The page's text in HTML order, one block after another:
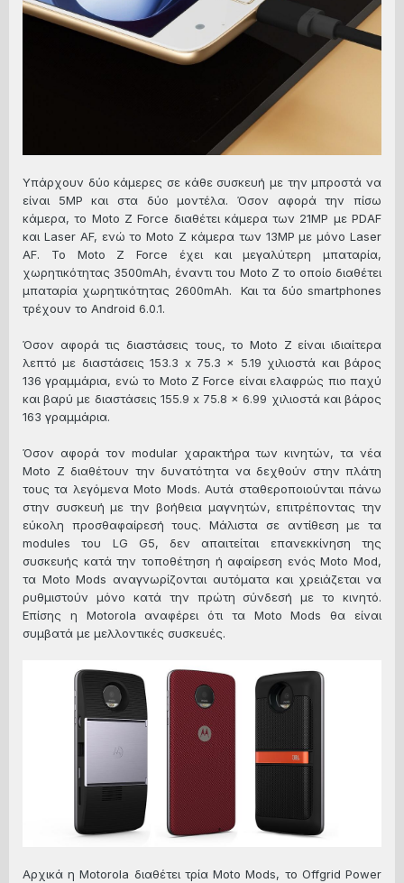
Υπάρχουν δύο κάμερες σε κάθε συσκευή με την μπροστά να
είναι 5MP και στα δύο μοντέλα. Όσον αφορά την πίσω
κάμερα, το Moto Z Force διαθέτει κάμερα των 21MP με PDAF
και Laser AF, ενώ το Moto Z κάμερα των 13MP με μόνο Laser
AF. Το Moto Z Force έχει και μεγαλύτερη μπαταρία,
χωρητικότητας 3500mAh, έναντι του Moto Z το οποίο διαθέτει
μπαταρία χωρητικότητας 2600mAh. Και τα δύο smartphones
τρέχουν το Android 6.0.1.
Όσον αφορά τις διαστάσεις τους, το Moto Z είναι ιδιαίτερα
λεπτό με διαστάσεις 153.3 x 75.3 x 5.19 χιλιοστά και βάρος
136 γραμμάρια, ενώ το Moto Z Force είναι ελαφρώς πιο παχύ
και βαρύ με διαστάσεις 155.9 x 75.8 x 6.99 χιλιοστά και βάρος
163 γραμμάρια.
Όσον αφορά τον modular χαρακτήρα των κινητών, τα νέα
Moto Z διαθέτουν την δυνατότητα να δεχθούν στην πλάτη
τους τα λεγόμενα Moto Mods. Αυτά σταθεροποιούνται πάνω
στην συσκευή με την βοήθεια μαγνητών, επιτρέποντας την
εύκολη προσθαφαίρεσή τους. Μάλιστα σε αντίθεση με τα
modules του LG G5, δεν απαιτείται επανεκκίνηση της
συσκευής κατά την τοποθέτηση ή αφαίρεση ενός Moto Mod,
τα Moto Mods αναγνωρίζονται αυτόματα και χρειάζεται να
ρυθμιστούν μόνο κατά την πρώτη σύνδεσή με το κινητό.
Επίσης η Motorola αναφέρει ότι τα Moto Mods θα είναι
συμβατά με μελλοντικές συσκευές.
Αρχικά η Motorola διαθέτει τρία Moto Mods, το Offgrid Power